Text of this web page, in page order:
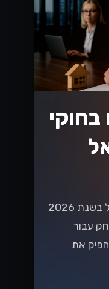
בחוקי
שינויים בחוקי המיסוי בישראל בשנת 2026
עבור
את